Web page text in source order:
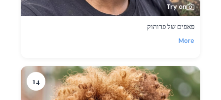
Try on
פאפים של פרוהוק
More
14